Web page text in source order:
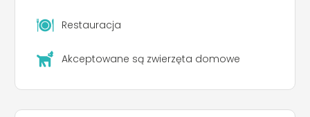
Restauracja
Akceptowane są zwierzęta domowe